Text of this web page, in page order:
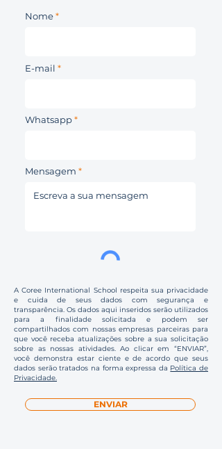
Nome
E-mail
Whatsapp
Mensagem
A Coree International School respeita sua privacidade
e cuida de seus dados com segurança e
transparência. Os dados aqui inseridos serão utilizados
para a finalidade solicitada e podem ser
compartilhados com nossas empresas parceiras para
que você receba atualizações sobre a sua solicitação
sobre as nossas atividades. Ao clicar em “ENVIAR”,
você demonstra estar ciente e de acordo que seus
dados serão tratados na forma expressa da Política de
Privacidade.
ENVIAR